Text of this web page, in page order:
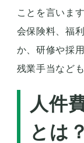
ことを言いま
会保険料、福
か、研修や採
残業手当など
人件
とは？